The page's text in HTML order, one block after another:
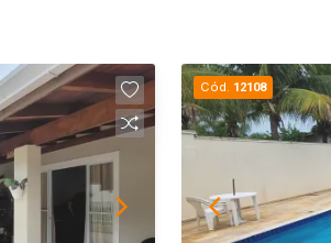
Cód. 12108